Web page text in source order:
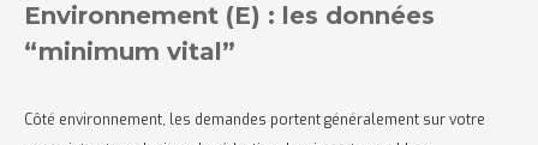
Environnement (E) : les données
“minimum vital”
Côté environnement, les demandes portent généralement sur votre